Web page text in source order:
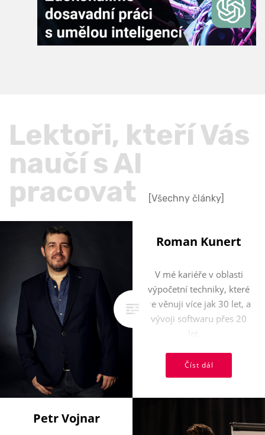
Lektoři, kteří Vás
naučí s AI
pracovat
[Všechny články]
Roman Kunert
V mé kariéře v oblasti
výpočetní techniky, které
se věnuji více jak 30 let, a
vývoji softwaru přes 20
Číst dál
Petr Vojnar